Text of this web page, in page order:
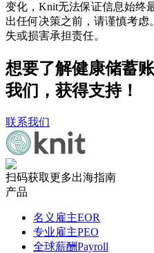
变化，Knit无法保证信息始终
出任何决策之前，请谨慎考
失或损害承担责任。
想要了解健康储蓄
我们，获得支持！
联系我们
扫码获取更多出海指南
产品
名义雇主EOR
专业雇主PEO
全球薪酬Payroll